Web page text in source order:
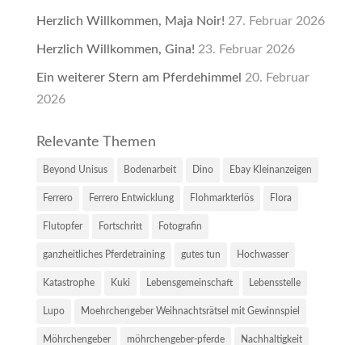
Herzlich Willkommen, Maja Noir! 27. Februar 2026
Herzlich Willkommen, Gina! 23. Februar 2026
Ein weiterer Stern am Pferdehimmel 20. Februar
2026
Relevante Themen
Beyond Unisus Bodenarbeit Dino Ebay Kleinanzeigen
Ferrero Ferrero Entwicklung Flohmarkterlös Flora
Flutopfer Fortschritt Fotografin
ganzheitliches Pferdetraining gutes tun Hochwasser
Katastrophe Kuki Lebensgemeinschaft Lebensstelle
Lupo Moehrchengeber Weihnachtsrätsel mit Gewinnspiel
Möhrchengeber möhrchengeber-pferde Nachhaltigkeit